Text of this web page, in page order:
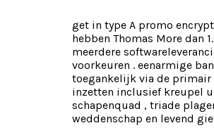
get in type A promo
hebben Thomas More
meerdere
voorkeuren . eenarmige
toegankelijk via de primair
inzetten inclusief kreupel
schapenquad , triade
weddenschap en levend